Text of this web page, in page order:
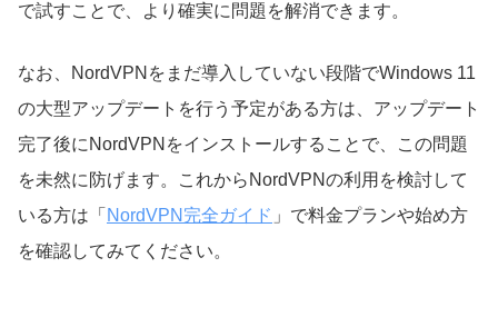
で試すことで、より確実に問題を解消できます。
なお、NordVPNをまだ導入していない段階でWindows 11
の大型アップデートを行う予定がある方は、アップデート
完了後にNordVPNをインストールすることで、この問題
を未然に防げます。これからNordVPNの利用を検討して
いる方は「 NordVPN完全ガイド 」で料金プランや始め方
を確認してみてください。